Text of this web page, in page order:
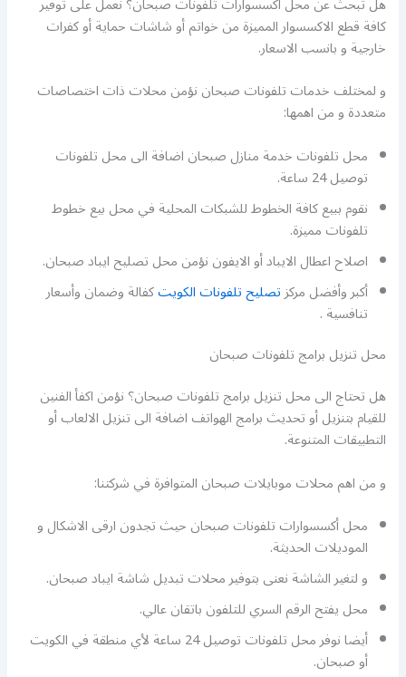
كافة قطع الاكسسوار المميزة من خواتم أو شاشات حماية أو كفرات
خارجية و بانسب الاسعار.
و لمختلف خدمات تلفونات صبحان نؤمن محلات ذات اختصاصات
متعددة و من اهمها:
محل تلفونات خدمة منازل صبحان اضافة الى محل تلفونات
توصيل 24 ساعة.
نقوم ببيع كافة الخطوط للشبكات المحلية في محل بيع خطوط
تلفونات مميزة.
اصلاح اعطال الايباد أو الايفون نؤمن محل تصليح ايباد صبحان.
أكبر وأفضل مركزتصليح تلفونات الكويتكفالة وضمان وأسعار
تنافسية .
محل تنزيل برامج تلفونات صبحان
هل تحتاج الى محل تنزيل برامج تلفونات صبحان؟ نؤمن اكفأ الفنين
للقيام بتنزيل أو تحديث برامج الهواتف اضافة الى تنزيل الالعاب أو
التطبيقات المتنوعة.
و من اهم محلات موبايلات صبحان المتوافرة في شركتنا:
محل أكسسوارات تلفونات صبحان حيث تجدون ارقى الاشكال و
الموديلات الحديثة.
و لتغير الشاشة نعنى بتوفير محلات تبديل شاشة ايباد صبحان.
محل يفتح الرقم السري للتلفون باتقان عالي.
أيضا نوفر محل تلفونات توصيل 24 ساعة لأي منطقة في الكويت
أو صبحان.